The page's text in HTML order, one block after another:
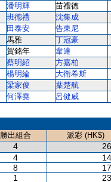
潘明輝 苗禮德
班德禮 沈集成
田泰安 告東尼
馬雅 丁冠豪
賀銘年 韋達
蔡明紹 方嘉柏
楊明綸 大衛希斯
梁家俊 葉楚航
何澤堯
呂健威
勝出組合
派彩 (HK$)
4
4
8
1